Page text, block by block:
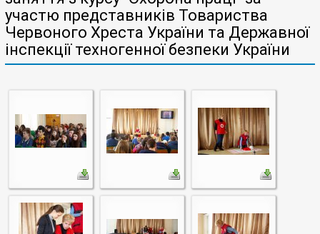
участю представників Товариства
Червоного Хреста України та Державної
інспекції техногенної безпеки України